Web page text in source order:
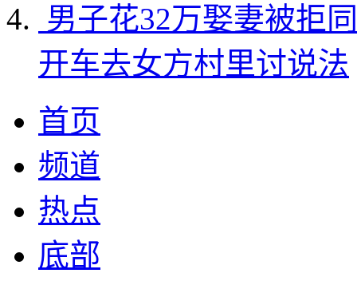
男子花32万娶妻被拒
开车去女方村里讨说法
首页
频道
热点
底部